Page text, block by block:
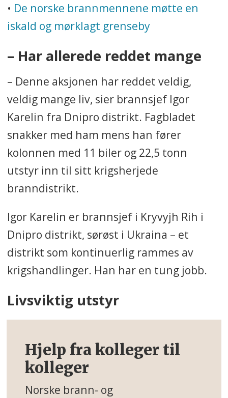
• De norske brannmennene møtte en
iskald og mørklagt grenseby
– Har allerede reddet mange
– Denne aksjonen har reddet veldig,
veldig mange liv, sier brannsjef Igor
Karelin fra Dnipro distrikt. Fagbladet
snakker med ham mens han fører
kolonnen med 11 biler og 22,5 tonn
utstyr inn til sitt krigsherjede
branndistrikt.
Igor Karelin er brannsjef i Kryvyjh Rih i
Dnipro distrikt, sørøst i Ukraina – et
distrikt som kontinuerlig rammes av
krigshandlinger. Han har en tung jobb.
Livsviktig utstyr
Hjelp fra kolleger til
kolleger
Norske brann- og